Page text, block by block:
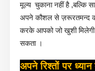
मूल्य चुकाना नहीं है ,बल्कि
अपने कौशल से ज़रूरतमन्द की
करके आपको जो खुशी मिलेगी
सकता ।
अपने रिश्तों पर ध्यान